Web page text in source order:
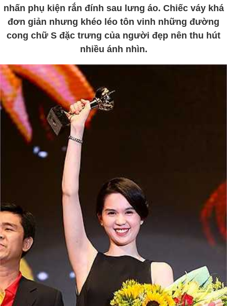
nhấn phụ kiện rắn đính sau lưng áo. Chiếc váy khá
đơn giản nhưng khéo léo tôn vinh những đường
cong chữ S đặc trưng của người đẹp nên thu hút
nhiều ánh nhìn.